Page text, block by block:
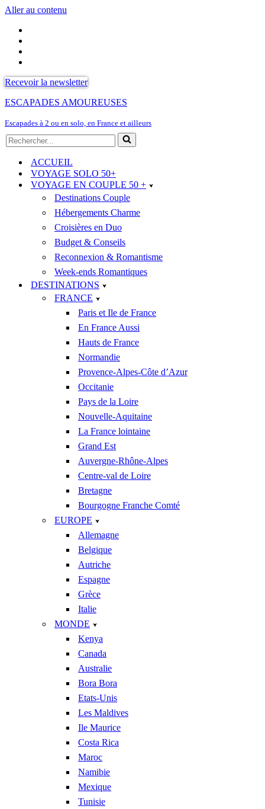
Aller au contenu
Recevoir la newsletter
ESCAPADES AMOUREUSES
Escapades à 2 ou en solo, en France et ailleurs
Rechercher...
ACCUEIL
VOYAGE SOLO 50+
VOYAGE EN COUPLE 50 +
Destinations Couple
Hébergements Charme
Croisières en Duo
Budget & Conseils
Reconnexion & Romantisme
Week-ends Romantiques
DESTINATIONS
FRANCE
Paris et Ile de France
En France Aussi
Hauts de France
Normandie
Provence-Alpes-Côte d’Azur
Occitanie
Pays de la Loire
Nouvelle-Aquitaine
La France lointaine
Grand Est
Auvergne-Rhône-Alpes
Centre-val de Loire
Bretagne
Bourgogne Franche Comté
EUROPE
Allemagne
Belgique
Autriche
Espagne
Grèce
Italie
MONDE
Kenya
Canada
Australie
Bora Bora
Etats-Unis
Les Maldives
Ile Maurice
Costa Rica
Maroc
Namibie
Mexique
Tunisie